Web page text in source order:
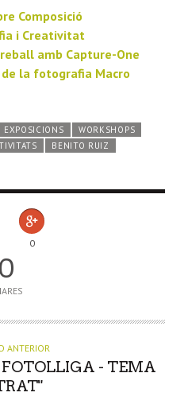
Composició
i Creativitat
amb Capture-One
la fotografia Macro
EXPOSICIONS
WORKSHOPS
BENITO RUIZ
0
0
ANTERIOR
- TEMA